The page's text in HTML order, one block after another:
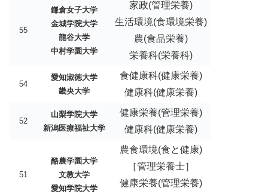
55
鎌倉女子大学
金城学院大学
龍谷大学
中村学園大学
家政(管理栄養)
生活環境(食環境栄養)
農(食品栄養)
栄養科(栄養科)
54
愛知淑徳大学
畿央大学
食健康科(健康栄養)
健康科(健康栄養)
52
山梨学院大学
新潟医療福祉大学
健康栄養(管理栄養)
健康科(健康栄養)
51
酪農学園大学
文教大学
愛知学院大学
農食環境(食と健康)
［管理栄養士］
健康栄養(管理栄養)